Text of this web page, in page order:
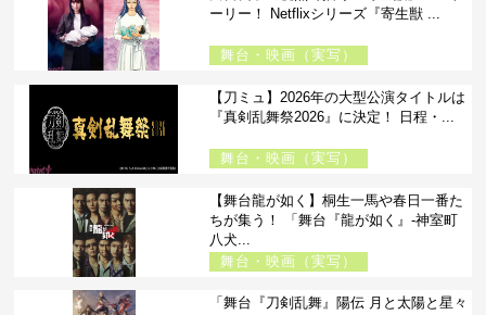
ーリー！ Netflixシリーズ『寄生獣 ...
舞台・映画（実写）
【刀ミュ】2026年の大型公演タイトルは
『真剣乱舞祭2026』に決定！ 日程・...
舞台・映画（実写）
【舞台龍が如く】桐生一馬や春日一番た
ちが集う！ 「舞台『龍が如く』-神室町
八犬...
舞台・映画（実写）
「舞台『刀剣乱舞』陽伝 月と太陽と星々